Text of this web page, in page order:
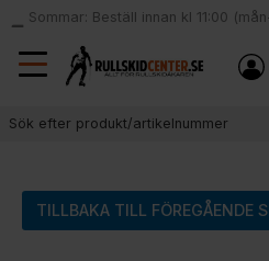
Meny
local_shipping
Sommar: Beställ innan kl 11:00
samma dag
TILLBAKA TILL FÖREGÅENDE